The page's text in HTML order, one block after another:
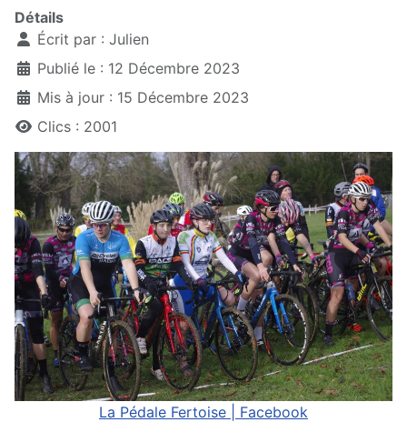
Détails
Écrit par : Julien
Publié le : 12 Décembre 2023
Mis à jour : 15 Décembre 2023
Clics : 2001
La Pédale Fertoise | Facebook